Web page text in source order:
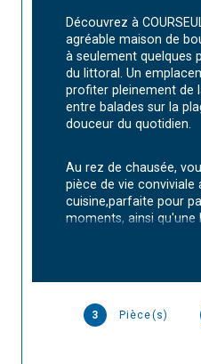
3 Pièce(s)
Découvrez à
agréable maison de
à seulement quelques
du littoral. Un
profiter pleinement de
entre balades sur la
douceur du quotidien.
Au rez de chausée,
pièce de vie conviviale
cuisine,parfaite pour
moments, ainsi qu'une
A l'étage, l'espace nuit
fonctionnelle.